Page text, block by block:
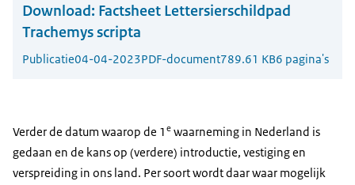
Download: Factsheet Lettersierschildpad
Trachemys scripta
Publicatie04-04-2023PDF-document789.61 KB6 pagina's
Verder de datum waarop de 1 e waarneming in Nederland is
gedaan en de kans op (verdere) introductie, vestiging en
verspreiding in ons land. Per soort wordt daar waar mogelijk